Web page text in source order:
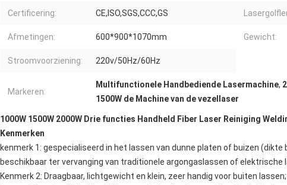
Certificering: CE,ISO,SGS,CCC,GS
Afmetingen: 600*900*1070mm Gewicht:
Stroomvoorziening: 220v/50Hz/60Hz
Markeren:
Multifunctionele Handbediende Lasermachine,
1500W de Machine van de vezellaser
1000W 1500W 2000W Drie functies Handheld Fiber Laser Reiniging
Kenmerken
kenmerk 1: gespecialiseerd in het lassen van dunne platen of buizen
beschikbaar ter vervanging van traditionele argongaslassen of elektrische
Kenmerk 2: Draagbaar, lichtgewicht en klein, zeer handig voor buiten lassen;